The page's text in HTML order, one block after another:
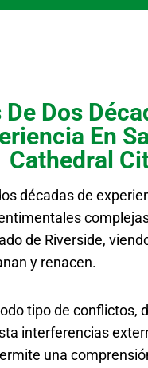
De Dos
En
Cathedral
décadas de
de Riverside,
y renacen.
tipo de conflictos,
interferencias
una